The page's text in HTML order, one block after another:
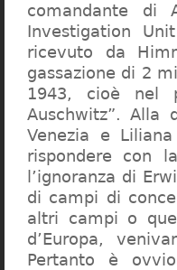
comandante di
Investigation
ricevuto da
gassazione di 2
1943, cioè nel
Auschwitz”. Alla
Venezia e
rispondere con
l’ignoranza di
di campi di
altri campi o
d’Europa,
Pertanto è